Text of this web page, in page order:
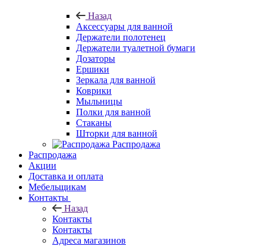
Назад
Аксессуары для ванной
Держатели полотенец
Держатели туалетной бумаги
Дозаторы
Ершики
Зеркала для ванной
Коврики
Мыльницы
Полки для ванной
Стаканы
Шторки для ванной
Распродажа
Распродажа
Акции
Доставка и оплата
Мебельщикам
Контакты
Назад
Контакты
Контакты
Адреса магазинов